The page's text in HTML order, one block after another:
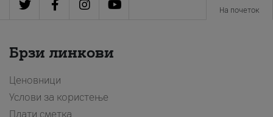
На почеток
Брзи линкови
Ценовници
Услови за користење
Плати сметка